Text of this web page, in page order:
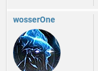
wosserOne